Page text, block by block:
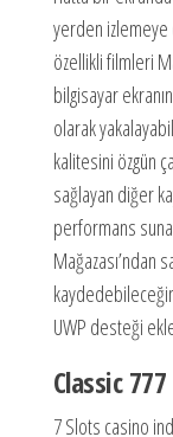
yerden izlemeye
özellikli filmleri
bilgisayar
olarak
kalitesini özgün
sağlayan diğer
performans
Mağazası’ndan
UWP desteği
Classic
7 Slots casino